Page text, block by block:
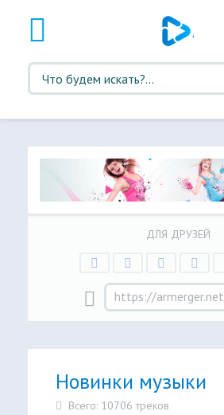
ДЛЯ ДРУЗЕЙ
Новинки музыки
Всего: 10706 треков